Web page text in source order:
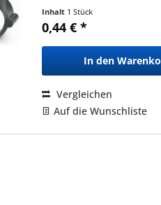
Inhalt 1 Stück
0,44 € *
In den
Vergleichen
Auf die Wunschliste